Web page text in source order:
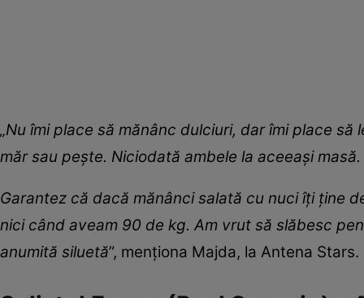
„Nu îmi place să mănânc dulciuri, dar îmi place
măr sau peşte. Niciodată ambele la aceeaşi masă.
Garantez că dacă mănânci salată cu nuci îţi ţine
nici când aveam 90 de kg. Am vrut să slăbesc
anumită siluetă”, menționa Majda, la Antena Stars.